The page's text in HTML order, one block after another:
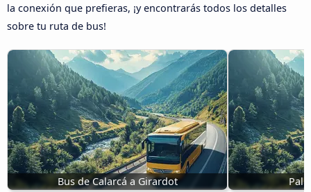
la conexión que prefieras, ¡y encontrarás todos los detalles
sobre tu ruta de bus!
Bus de Calarcá a Girardot